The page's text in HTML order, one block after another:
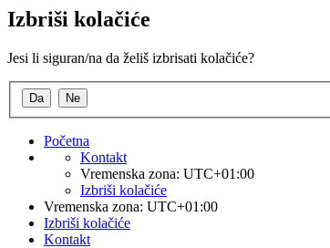
Izbriši kolačiće
Jesi li siguran/na da želiš izbrisati kolačiće?
Početna
Kontakt
Vremenska zona: UTC+01:00
Izbriši kolačiće
Vremenska zona: UTC+01:00
Izbriši kolačiće
Kontakt